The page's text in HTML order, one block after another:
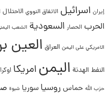
إيران اسرائيل الاتفاق النووي الاحتلال
الحرب الحصار السعودية الشعب
الامريكي على اليمن العراق العين
النفط الهدنة اليمنامريكا
حزب الله حماس روسيا سوريا شبوة